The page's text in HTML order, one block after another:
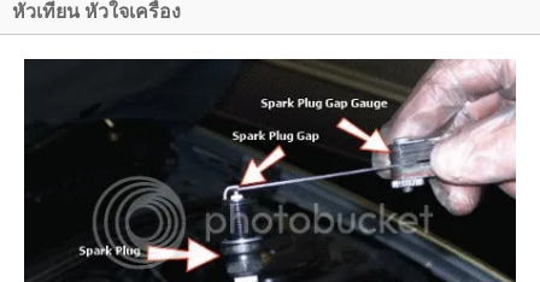
หัวเทียน หัวใจเครื่อง